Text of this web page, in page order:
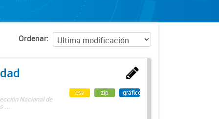
Ordenar
Nacional de
...
csv zip gráfico